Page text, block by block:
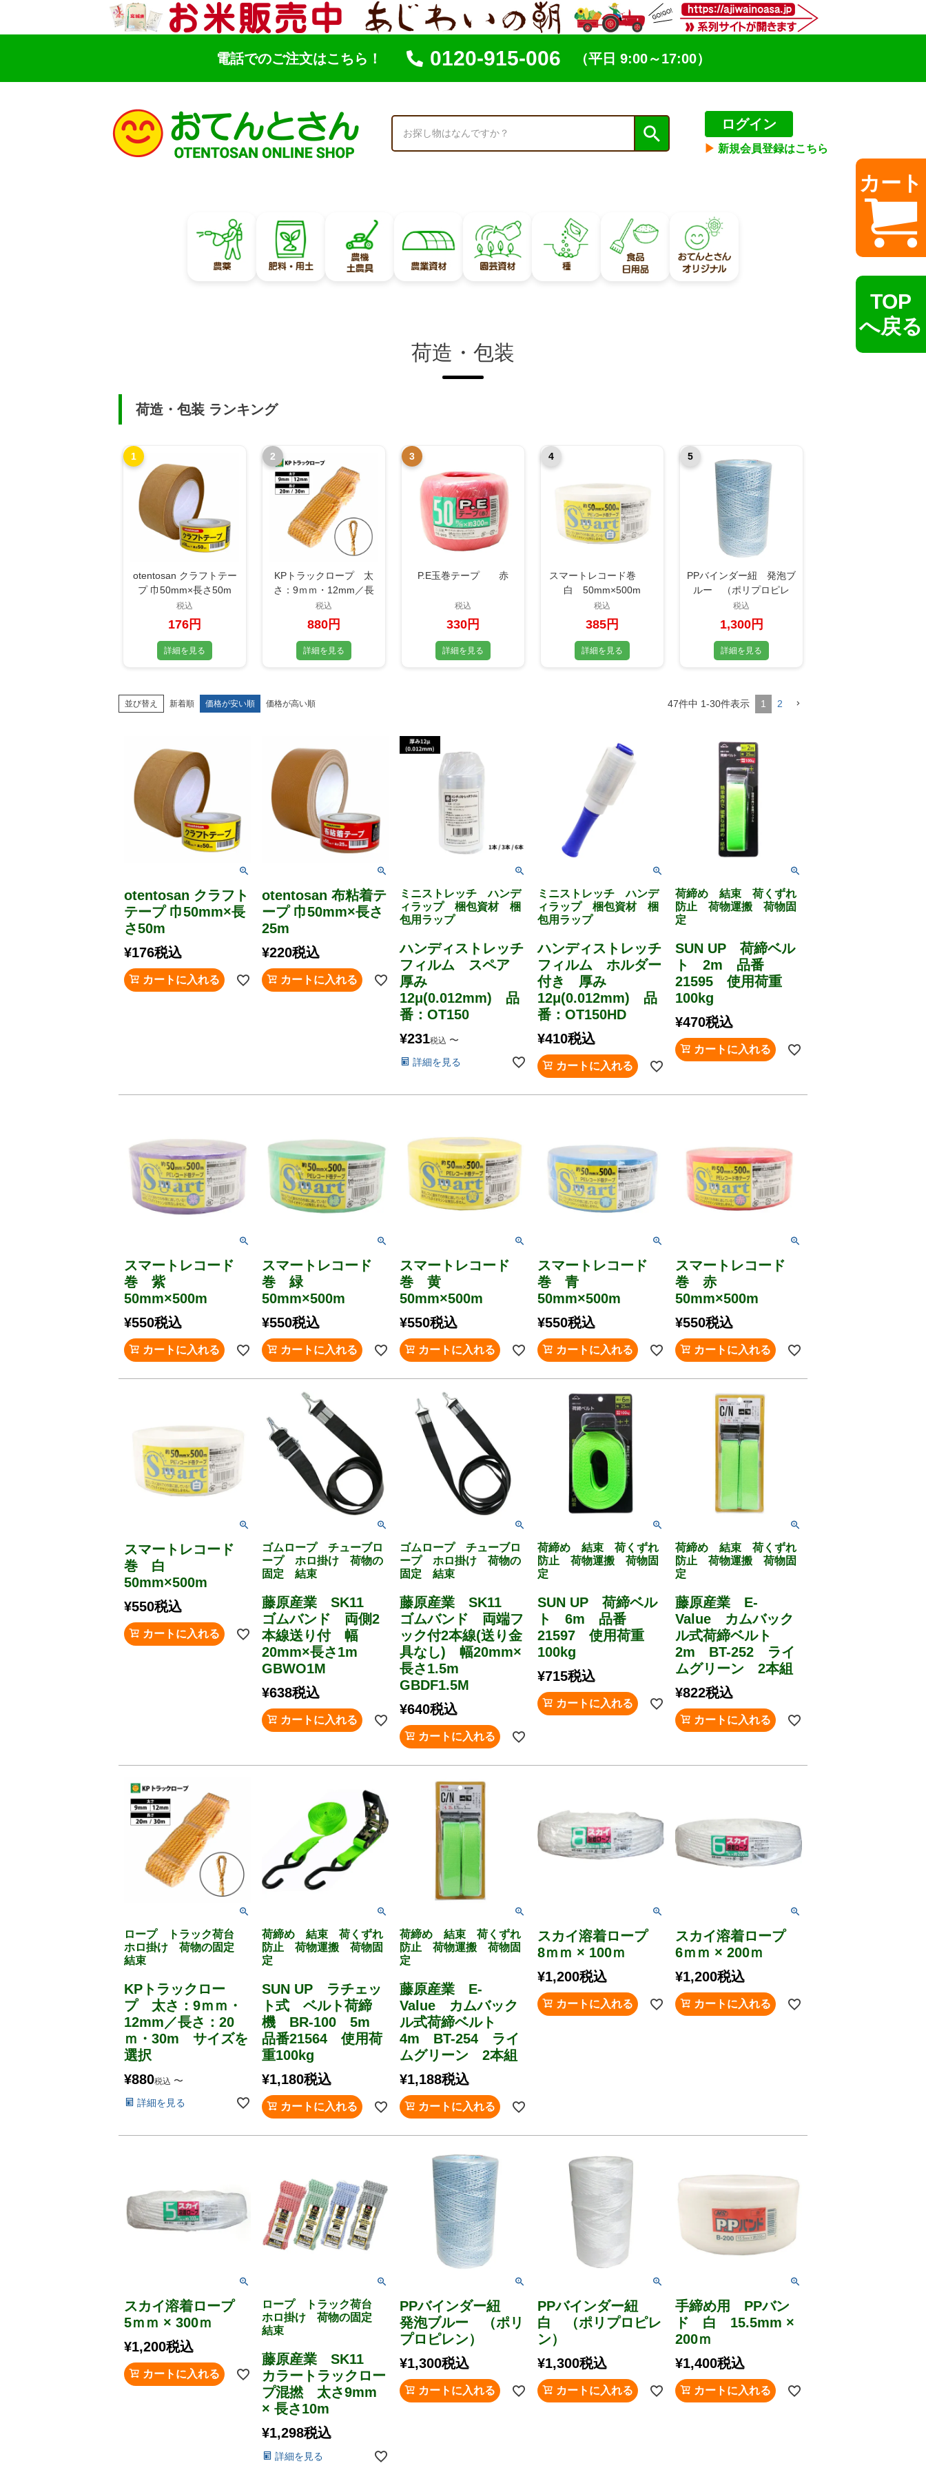
電話でのご注文はこちら！ 0120-915-006 （平日 9:00～17:00）
検索
ログイン
▶︎ 新規会員登録はこちら
カート
TOP
へ戻る
荷造・包装
荷造・包装 ランキング
1
otentosan クラフトテー
プ 巾50mm×長さ50m
税込
176円
詳細を見る
2
KPトラックロープ 太
さ：9ｍｍ・12mm／長
さ：20ｍ・30m サイズ
を選択
税込
880円
詳細を見る
3
P.E玉巻テープ 赤
税込
330円
詳細を見る
4
スマートレコード巻
白 50mm×500m
税込
385円
詳細を見る
5
PPバインダー紐 発泡ブ
ルー （ポリプロピレ
ン）
税込
1,300円
詳細を見る
並び替え 新着順 価格が安い順 価格が高い順 47件中 1-30件表示 1 2
otentosan クラフト
テープ 巾50mm×長
さ50m
¥176税込
カートに入れる
otentosan 布粘着テ
ープ 巾50mm×長さ
25m
¥220税込
カートに入れる
ミニストレッチ ハンデ
ィラップ 梱包資材 梱
包用ラップ
ハンディストレッチ
フィルム スペア
厚み
12μ(0.012mm) 品
番：OT150
¥231税込 〜
詳細を見る
ミニストレッチ ハンデ
ィラップ 梱包資材 梱
包用ラップ
ハンディストレッチ
フィルム ホルダー
付き 厚み
12μ(0.012mm) 品
番：OT150HD
¥410税込
カートに入れる
荷締め 結束 荷くずれ
防止 荷物運搬 荷物固
定
SUN UP 荷締ベル
ト 2m 品番
21595 使用荷重
100kg
¥470税込
カートに入れる
スマートレコード
巻 紫
50mm×500m
¥550税込
カートに入れる
スマートレコード
巻 緑
50mm×500m
¥550税込
カートに入れる
スマートレコード
巻 黄
50mm×500m
¥550税込
カートに入れる
スマートレコード
巻 青
50mm×500m
¥550税込
カートに入れる
スマートレコード
巻 赤
50mm×500m
¥550税込
カートに入れる
スマートレコード
巻 白
50mm×500m
¥550税込
カートに入れる
ゴムロープ チューブロ
ープ ホロ掛け 荷物の
固定 結束
藤原産業 SK11
ゴムバンド 両側2
本線送り付 幅
20mm×長さ1m
GBWO1M
¥638税込
カートに入れる
ゴムロープ チューブロ
ープ ホロ掛け 荷物の
固定 結束
藤原産業 SK11
ゴムバンド 両端フ
ック付2本線(送り金
具なし) 幅20mm×
長さ1.5m
GBDF1.5M
¥640税込
カートに入れる
荷締め 結束 荷くずれ
防止 荷物運搬 荷物固
定
SUN UP 荷締ベル
ト 6m 品番
21597 使用荷重
100kg
¥715税込
カートに入れる
荷締め 結束 荷くずれ
防止 荷物運搬 荷物固
定
藤原産業 E-
Value カムバック
ル式荷締ベルト
2m BT-252 ライ
ムグリーン 2本組
¥822税込
カートに入れる
ロープ トラック荷台
ホロ掛け 荷物の固定
結束
KPトラックロー
プ 太さ：9ｍｍ・
12mm／長さ：20
ｍ・30m サイズを
選択
¥880税込 〜
詳細を見る
荷締め 結束 荷くずれ
防止 荷物運搬 荷物固
定
SUN UP ラチェッ
ト式 ベルト荷締
機 BR-100 5m
品番21564 使用荷
重100kg
¥1,180税込
カートに入れる
荷締め 結束 荷くずれ
防止 荷物運搬 荷物固
定
藤原産業 E-
Value カムバック
ル式荷締ベルト
4m BT-254 ライ
ムグリーン 2本組
¥1,188税込
カートに入れる
スカイ溶着ロープ
8ｍｍ × 100ｍ
¥1,200税込
カートに入れる
スカイ溶着ロープ
6ｍｍ × 200ｍ
¥1,200税込
カートに入れる
スカイ溶着ロープ
5ｍｍ × 300ｍ
¥1,200税込
カートに入れる
ロープ トラック荷台
ホロ掛け 荷物の固定
結束
藤原産業 SK11
カラートラックロー
プ混撚 太さ9mm
× 長さ10m
¥1,298税込
詳細を見る
PPバインダー紐
発泡ブルー （ポリ
プロピレン）
¥1,300税込
カートに入れる
PPバインダー紐
白 （ポリプロピレ
ン）
¥1,300税込
カートに入れる
手締め用 PPバン
ド 白 15.5mm ×
200ｍ
¥1,400税込
カートに入れる